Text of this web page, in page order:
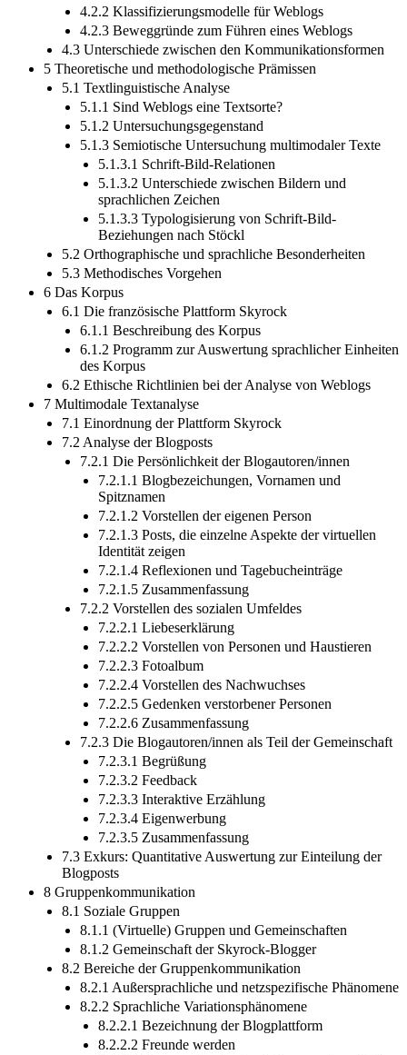
4.2.2 Klassifizierungsmodelle für Weblogs
4.2.3 Beweggründe zum Führen eines Weblogs
4.3 Unterschiede zwischen den Kommunikationsformen
5 Theoretische und methodologische Prämissen
5.1 Textlinguistische Analyse
5.1.1 Sind Weblogs eine Textsorte?
5.1.2 Untersuchungsgegenstand
5.1.3 Semiotische Untersuchung multimodaler Texte
5.1.3.1 Schrift-Bild-Relationen
5.1.3.2 Unterschiede zwischen Bildern und
sprachlichen Zeichen
5.1.3.3 Typologisierung von Schrift-Bild-
Beziehungen nach Stöckl
5.2 Orthographische und sprachliche Besonderheiten
5.3 Methodisches Vorgehen
6 Das Korpus
6.1 Die französische Plattform Skyrock
6.1.1 Beschreibung des Korpus
6.1.2 Programm zur Auswertung sprachlicher Einheiten
des Korpus
6.2 Ethische Richtlinien bei der Analyse von Weblogs
7 Multimodale Textanalyse
7.1 Einordnung der Plattform Skyrock
7.2 Analyse der Blogposts
7.2.1 Die Persönlichkeit der Blogautoren/innen
7.2.1.1 Blogbezeichungen, Vornamen und
Spitznamen
7.2.1.2 Vorstellen der eigenen Person
7.2.1.3 Posts, die einzelne Aspekte der virtuellen
Identität zeigen
7.2.1.4 Reflexionen und Tagebucheinträge
7.2.1.5 Zusammenfassung
7.2.2 Vorstellen des sozialen Umfeldes
7.2.2.1 Liebeserklärung
7.2.2.2 Vorstellen von Personen und Haustieren
7.2.2.3 Fotoalbum
7.2.2.4 Vorstellen des Nachwuchses
7.2.2.5 Gedenken verstorbener Personen
7.2.2.6 Zusammenfassung
7.2.3 Die Blogautoren/innen als Teil der Gemeinschaft
7.2.3.1 Begrüßung
7.2.3.2 Feedback
7.2.3.3 Interaktive Erzählung
7.2.3.4 Eigenwerbung
7.2.3.5 Zusammenfassung
7.3 Exkurs: Quantitative Auswertung zur Einteilung der
Blogposts
8 Gruppenkommunikation
8.1 Soziale Gruppen
8.1.1 (Virtuelle) Gruppen und Gemeinschaften
8.1.2 Gemeinschaft der Skyrock-Blogger
8.2 Bereiche der Gruppenkommunikation
8.2.1 Außersprachliche und netzspezifische Phänomene
8.2.2 Sprachliche Variationsphänomene
8.2.2.1 Bezeichnung der Blogplattform
8.2.2.2 Freunde werden